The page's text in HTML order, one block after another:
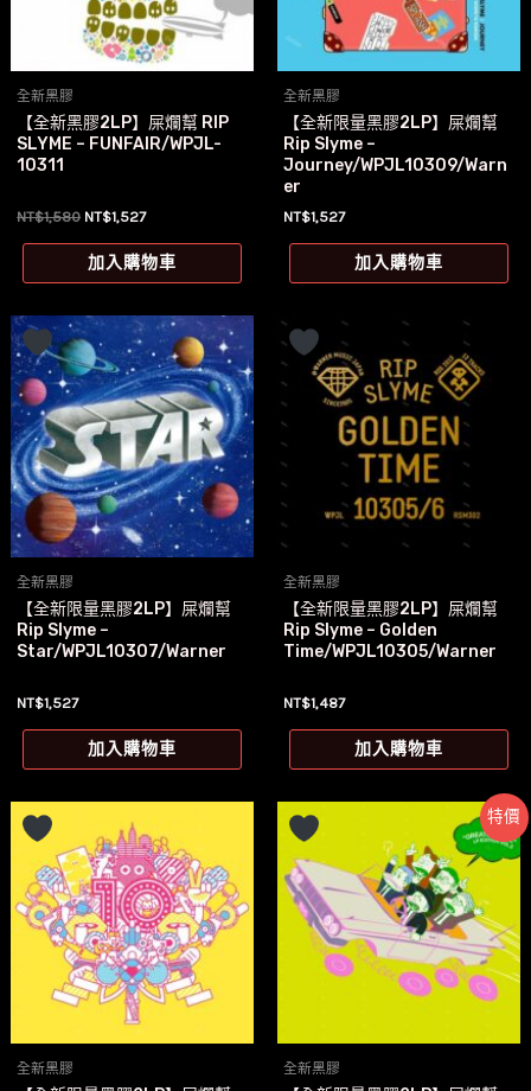
全新黑膠
【全新黑膠2LP】屎爛幫 RIP
SLYME – FUNFAIR/WPJL-
10311
NT$1,580 原
價
格：
NT$1,527目
價
格：
加入購物車
全新黑膠
【全新限量黑膠2LP】屎爛幫
Rip Slyme –
Journey/WPJL10309/Warn
er
NT$1,527
加入購物車
全新黑膠
【全新限量黑膠2LP】屎爛幫
Rip Slyme –
Star/WPJL10307/Warner
NT$1,527
加入購物車
全新黑膠
【全新限量黑膠2LP】屎爛幫
Rip Slyme – Golden
Time/WPJL10305/Warner
NT$1,487
加入購物車
全新黑膠
特價
全新黑膠